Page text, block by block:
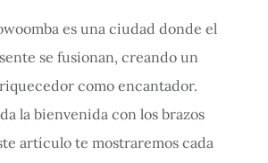
es una ciudad donde el
se fusionan, creando un
como encantador.
la bienvenida con los brazos
artículo te mostraremos cada